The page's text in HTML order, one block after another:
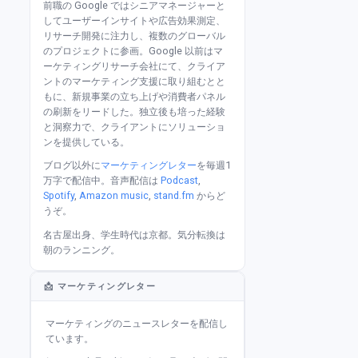
前職の Google ではシニアマネージャーと
してユーザーインサイトや広告効果測定、
リサーチ開発に注力し、複数のグローバル
のプロジェクトに参画。Google 以前はマ
ーケティングリサーチ会社にて、クライア
ントのマーケティング支援に取り組むとと
もに、新規事業の立ち上げや消費者パネル
の刷新をリードした。独立後も培った経験
と洞察力で、クライアントにソリューショ
ンを提供している。
ブログ以外にマーケティングレターを毎週1
万字で配信中。音声配信は Podcast,
Spotify, Amazon music, stand.fm からど
うぞ。
名古屋出身、学生時代は京都。気分転換は
朝のランニング。
📩 マーケティングレター
マーケティングのニュースレターを配信し
ています。